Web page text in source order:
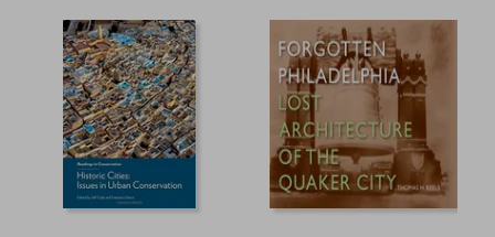
45%
dcto. $ 33.31
45%
dcto.